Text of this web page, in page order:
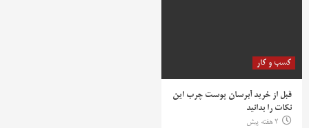
کسب و کار
قبل از خرید آبرسان پوست چرب این
نکات را بدانید
2 هفته پیش